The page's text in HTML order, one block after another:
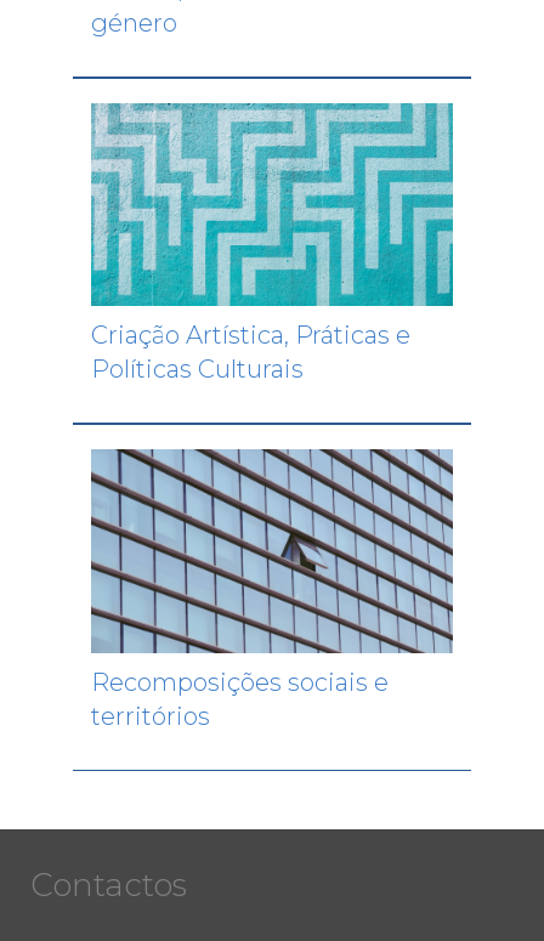
género
Criação Artística, Práticas e
Políticas Culturais
Recomposições sociais e
territórios
Contactos